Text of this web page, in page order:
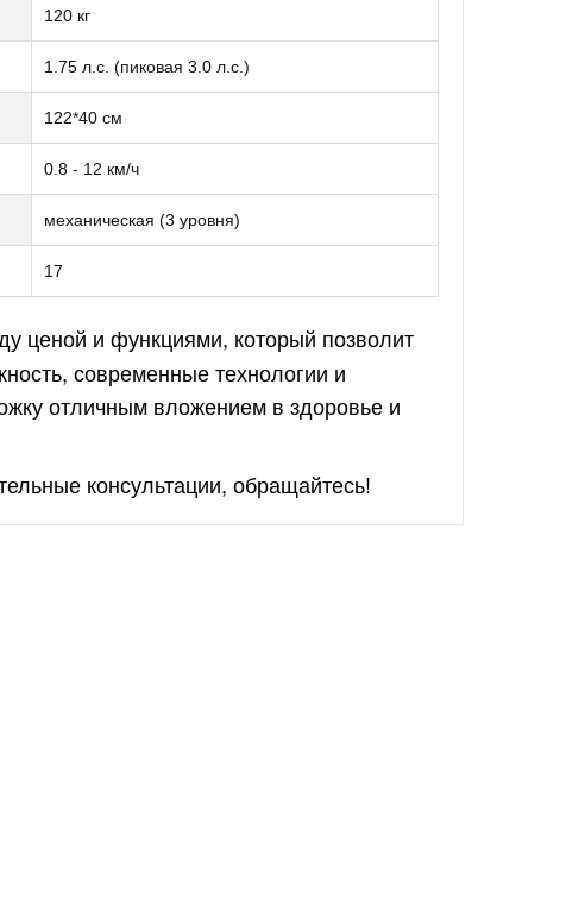
120 кг
1.75 л.с. (пиковая 3.0 л.с.)
122*40 см
0.8 - 12 км/ч
механическая (3 уровня)
17
ценой и функциями, который позволит
современные технологии и
отличным вложением в здоровье и
консультации, обращайтесь!